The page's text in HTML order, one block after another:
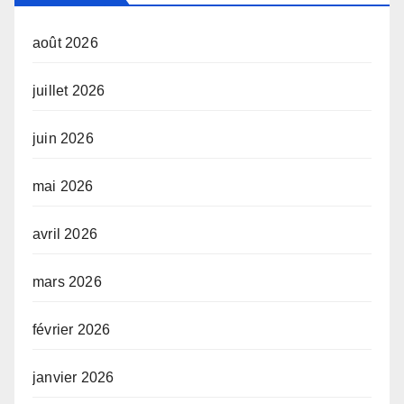
août 2026
juillet 2026
juin 2026
mai 2026
avril 2026
mars 2026
février 2026
janvier 2026